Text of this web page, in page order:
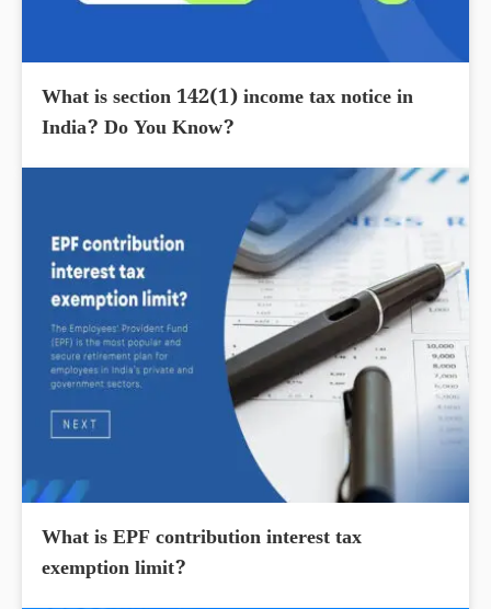
What is section 142(1) income tax notice in
India? Do You Know?
What is EPF contribution interest tax
exemption limit?